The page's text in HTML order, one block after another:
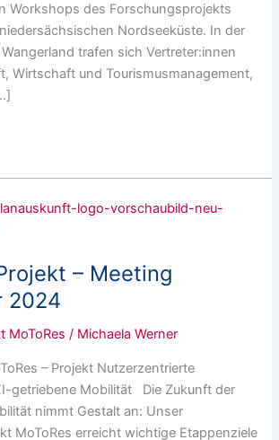
Workshops des Forschungsprojekts
Nordseeküste. In der
trafen sich Vertreter:innen
Wirtschaft und Tourismusmanagement,
– Meeting
2024
MoToRes / Michaela Werner
– Projekt Nutzerzentrierte
getriebene Mobilität Die Zukunft der
nimmt Gestalt an: Unser
MoToRes erreicht wichtige Etappenziele